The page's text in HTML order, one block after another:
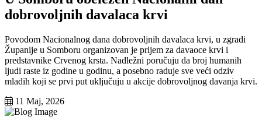
dobrovoljnih davalaca krvi
Povodom Nacionalnog dana dobrovoljnih davalaca krvi, u zgradi
Županije u Somboru organizovan je prijem za davaoce krvi i
predstavnike Crvenog krsta. Nadležni poručuju da broj humanih
ljudi raste iz godine u godinu, a posebno raduje sve veći odziv
mladih koji se prvi put uključuju u akcije dobrovoljnog davanja krvi.
11 Maj, 2026